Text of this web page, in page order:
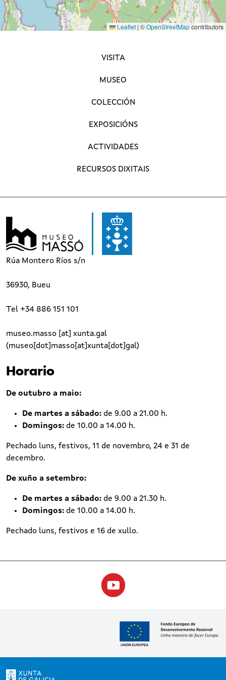
Leaflet | ©OpenStreetMapcontributors
PRINCIPAL
VISITA
MUSEO
COLECCIÓN
EXPOSICIÓNS
ACTIVIDADES
RECURSOS DIXITAIS
Rúa Montero Ríos s/n
36930, Bueu
Tel +34 886 151 101
museo.masso [at] xunta.gal
(museo[dot]masso[at]xunta[dot]gal)
Horario
De outubro a maio:
De martes a sábado: de 9.00 a 21.00 h.
Domingos: de 10.00 a 14.00 h.
Pechado luns, festivos, 11 de novembro, 24 e 31 de
decembro.
De xuño a setembro:
De martes a sábado: de 9.00 a 21.30 h.
Domingos: de 10.00 a 14.00 h.
Pechado luns, festivos e 16 de xullo.